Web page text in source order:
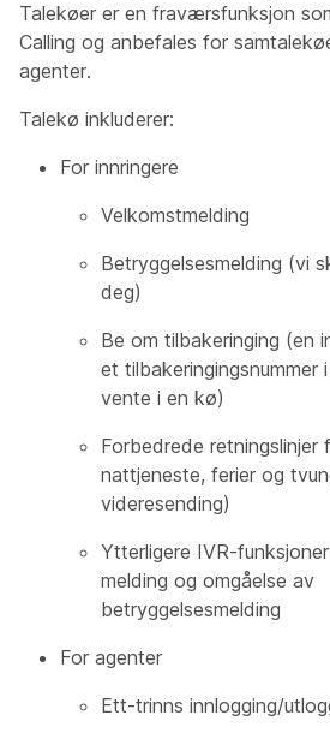
Talekøer er en fraværsfunksjon
Calling og anbefales for
agenter.
Talekø inkluderer:
For innringere
Velkomstmelding
Betryggelsesmelding (vi
deg)
Be om tilbakeringing (en
et tilbakeringingsnummer
vente i en kø)
Forbedrede
nattjeneste, ferier og
videresending)
Ytterligere IVR-
melding og omgåelse av
betryggelsesmelding
For agenter
Ett-trinns innlogging/